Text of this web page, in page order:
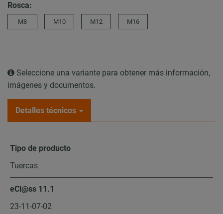
Rosca:
M8 M10 M12 M16
Seleccione una variante para obtener más información,
imágenes y documentos.
Detalles técnicos
Tipo de producto
Tuercas
eCl@ss 11.1
23-11-07-02